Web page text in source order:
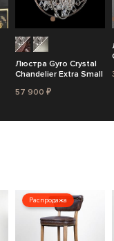
Люстра Gyro Crystal
Chandelier Extra Small
57 900 ₽
Распродажа